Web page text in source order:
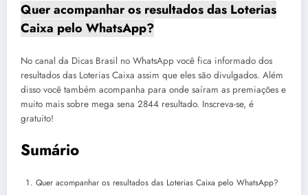
Quer acompanhar os resultados das Loterias
Caixa pelo WhatsApp?
No canal da Dicas Brasil no WhatsApp você fica informado dos
resultados das Loterias Caixa assim que eles são divulgados. Além
disso você também acompanha para onde saíram as premiações e
muito mais sobre mega sena 2844 resultado. Inscreva-se, é
gratuito!
Sumário
Quer acompanhar os resultados das Loterias Caixa pelo WhatsApp?